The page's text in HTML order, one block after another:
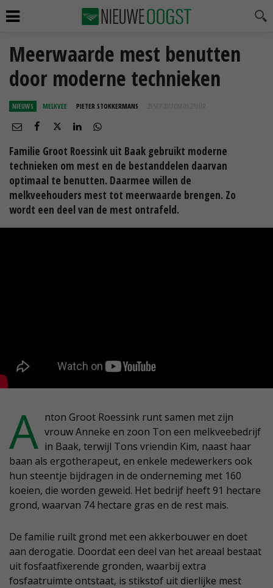
Meerwaarde mest benutten
door moderne technieken
NIEUWS MELKVEE PIETER STOKKERMANS 29 SEP 2017 OM 09:27
Familie Groot Roessink uit Baak gebruikt moderne
technieken om mest en de bestanddelen daarvan
optimaal te benutten. Daarmee willen de
melkveehouders mest tot meerwaarde brengen. Zo
wordt een deel van de mest ontrafeld.
A nton Groot Roessink runt samen met zijn
vrouw Anneke en zoon Ton een melkveebedrijf
in Baak, terwijl Tons vriendin Kim, naast haar
baan als ergotherapeut, en enkele medewerkers ook
hun steentje bijdragen in de onderneming met 160
koeien, die worden geweid. Het bedrijf heeft 91 hectare
grond, waarvan 74 hectare gras en de rest mais.
De familie ruilt grond met een akkerbouwer en doet
aan derogatie. Doordat een deel van het areaal bestaat
uit fosfaatfixerende gronden, waarbij extra
fosfaatruimte ontstaat, is stikstof uit dierlijke mest